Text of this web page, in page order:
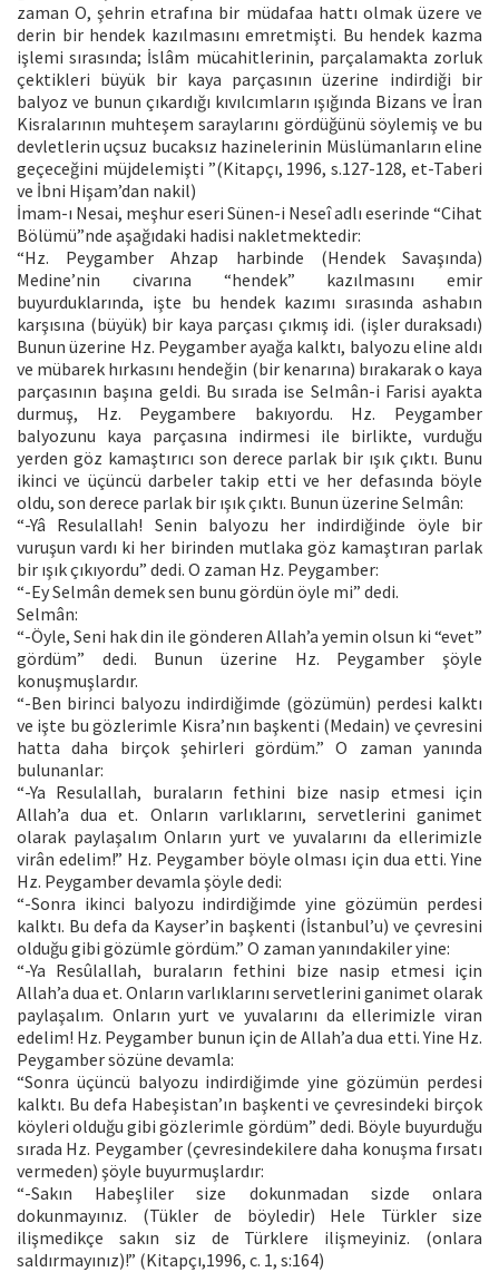
zaman O, şehrin etrafına bir müdafaa hattı olmak üzere ve
derin bir hendek kazılmasını emretmişti. Bu hendek kazma
işlemi sırasında; İslâm mücahitlerinin, parçalamakta zorluk
çektikleri büyük bir kaya parçasının üzerine indirdiği bir
balyoz ve bunun çıkardığı kıvılcımların ışığında Bizans ve İran
Kisralarının muhteşem saraylarını gördüğünü söylemiş ve bu
devletlerin uçsuz bucaksız hazinelerinin Müslümanların eline
geçeceğini müjdelemişti ”(Kitapçı, 1996, s.127-128, et-Taberi
ve İbni Hişam’dan nakil)
İmam-ı Nesai, meşhur eseri Sünen-i Neseî adlı eserinde “Cihat
Bölümü”nde aşağıdaki hadisi nakletmektedir:
“Hz. Peygamber Ahzap harbinde (Hendek Savaşında)
Medine’nin civarına “hendek” kazılmasını emir
buyurduklarında, işte bu hendek kazımı sırasında ashabın
karşısına (büyük) bir kaya parçası çıkmış idi. (işler duraksadı)
Bunun üzerine Hz. Peygamber ayağa kalktı, balyozu eline aldı
ve mübarek hırkasını hendeğin (bir kenarına) bırakarak o kaya
parçasının başına geldi. Bu sırada ise Selmân-i Farisi ayakta
durmuş, Hz. Peygambere bakıyordu. Hz. Peygamber
balyozunu kaya parçasına indirmesi ile birlikte, vurduğu
yerden göz kamaştırıcı son derece parlak bir ışık çıktı. Bunu
ikinci ve üçüncü darbeler takip etti ve her defasında böyle
oldu, son derece parlak bir ışık çıktı. Bunun üzerine Selmân:
“-Yâ Resulallah! Senin balyozu her indirdiğinde öyle bir
vuruşun vardı ki her birinden mutlaka göz kamaştıran parlak
bir ışık çıkıyordu” dedi. O zaman Hz. Peygamber:
“-Ey Selmân demek sen bunu gördün öyle mi” dedi.
Selmân:
“-Öyle, Seni hak din ile gönderen Allah’a yemin olsun ki “evet”
gördüm” dedi. Bunun üzerine Hz. Peygamber şöyle
konuşmuşlardır.
“-Ben birinci balyozu indirdiğimde (gözümün) perdesi kalktı
ve işte bu gözlerimle Kisra’nın başkenti (Medain) ve çevresini
hatta daha birçok şehirleri gördüm.” O zaman yanında
bulunanlar:
“-Ya Resulallah, buraların fethini bize nasip etmesi için
Allah’a dua et. Onların varlıklarını, servetlerini ganimet
olarak paylaşalım Onların yurt ve yuvalarını da ellerimizle
virân edelim!” Hz. Peygamber böyle olması için dua etti. Yine
Hz. Peygamber devamla şöyle dedi:
“-Sonra ikinci balyozu indirdiğimde yine gözümün perdesi
kalktı. Bu defa da Kayser’in başkenti (İstanbul’u) ve çevresini
olduğu gibi gözümle gördüm.” O zaman yanındakiler yine:
“-Ya Resûlallah, buraların fethini bize nasip etmesi için
Allah’a dua et. Onların varlıklarını servetlerini ganimet olarak
paylaşalım. Onların yurt ve yuvalarını da ellerimizle viran
edelim! Hz. Peygamber bunun için de Allah’a dua etti. Yine Hz.
Peygamber sözüne devamla:
“Sonra üçüncü balyozu indirdiğimde yine gözümün perdesi
kalktı. Bu defa Habeşistan’ın başkenti ve çevresindeki birçok
köyleri olduğu gibi gözlerimle gördüm” dedi. Böyle buyurduğu
sırada Hz. Peygamber (çevresindekilere daha konuşma fırsatı
vermeden) şöyle buyurmuşlardır:
“-Sakın Habeşliler size dokunmadan sizde onlara
dokunmayınız. (Tükler de böyledir) Hele Türkler size
ilişmedikçe sakın siz de Türklere ilişmeyiniz. (onlara
saldırmayınız)!” (Kitapçı,1996, c. 1, s:164)